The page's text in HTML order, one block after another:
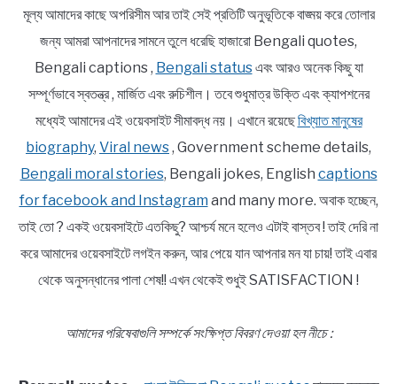
মূল্য আমাদের কাছে অপরিসীম আর তাই সেই প্রতিটি অনুভূতিকে বাঙ্ময় করে তোলার
জন্য আমরা আপনাদের সামনে তুলে ধরেছি হাজারো Bengali quotes,
Bengali captions , Bengali statusএবং আরও অনেক কিছু যা
সম্পূর্ণভাবে স্বতন্ত্র , মার্জিত এবং রুচিশীল। তবে শুধুমাত্র উক্তি এবং ক্যাপশনের
মধ্যেই আমাদের এই ওয়েবসাইট সীমাবদ্ধ নয়। এখানে রয়েছেবিখ্যাত মানুষের
biography, Viral news, Government scheme details,
Bengali moral stories, Bengali jokes, English captions
for facebook and Instagram and many more. অবাক হচ্ছেন,
তাই তো ? একই ওয়েবসাইটে এতকিছু? আশ্চর্য মনে হলেও এটাই বাস্তব ! তাই দেরি না
করে আমাদের ওয়েবসাইটে লগইন করুন, আর পেয়ে যান আপনার মন যা চায়! তাই এবার
থেকে অনুসন্ধানের পালা শেষ!! এখন থেকেই শুধুই SATISFACTION !
আমাদের পরিষেবাগুলি সম্পর্কে সংক্ষিপ্ত বিবরণ দেওয়া হল নীচে :